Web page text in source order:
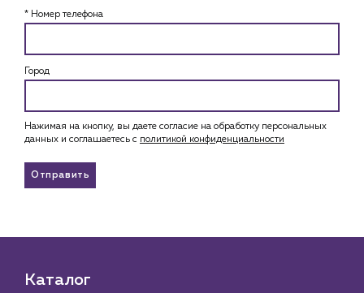
* Номер телефона
Город
Нажимая на кнопку, вы даете согласие на обработку персональных
данных и соглашаетесь c политикой конфиденциальности
Отправить
Каталог